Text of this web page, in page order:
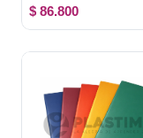
$ 86.800